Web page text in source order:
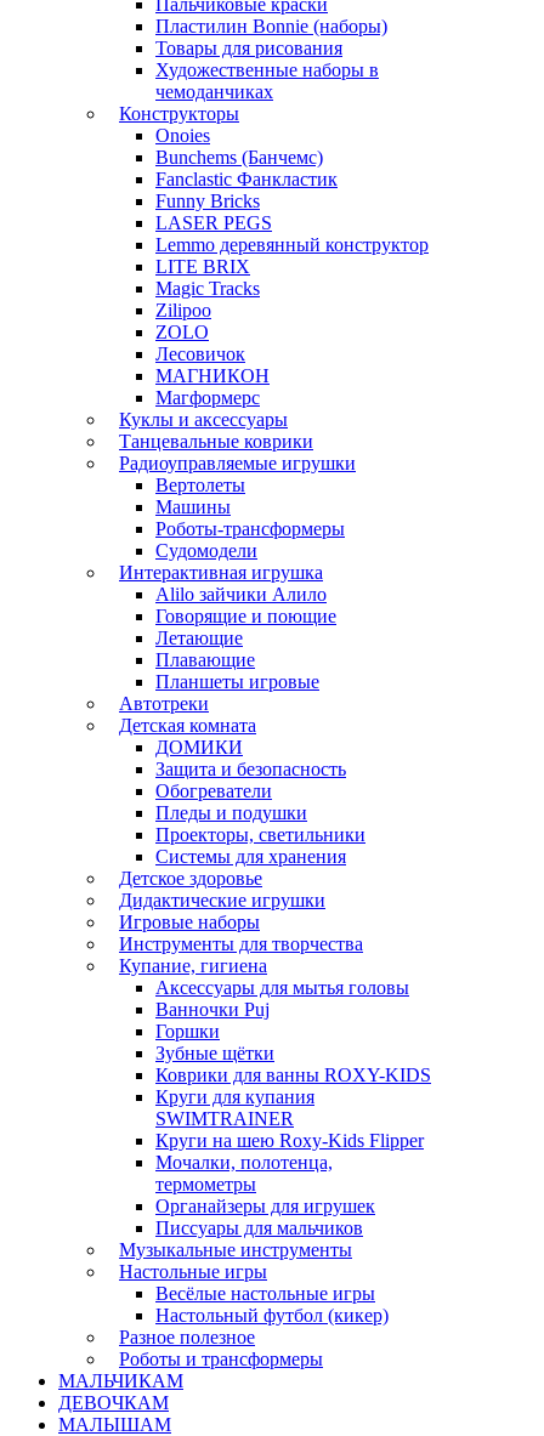
Пальчиковые краски
Пластилин Bonnie (наборы)
Товары для рисования
Художественные наборы в
чемоданчиках
Конструкторы
Onoies
Bunchems (Банчемс)
Fanclastic Фанкластик
Funny Bricks
LASER PEGS
Lemmo деревянный конструктор
LITE BRIX
Magic Tracks
Zilipoo
ZOLO
Лесовичок
МАГНИКОН
Магформерс
Куклы и аксессуары
Танцевальные коврики
Радиоуправляемые игрушки
Вертолеты
Машины
Роботы-трансформеры
Судомодели
Интерактивная игрушка
Alilo зайчики Алило
Говорящие и поющие
Летающие
Плавающие
Планшеты игровые
Автотреки
Детская комната
ДОМИКИ
Защита и безопасность
Обогреватели
Пледы и подушки
Проекторы, светильники
Системы для хранения
Детское здоровье
Дидактические игрушки
Игровые наборы
Инструменты для творчества
Купание, гигиена
Аксессуары для мытья головы
Ванночки Puj
Горшки
Зубные щётки
Коврики для ванны ROXY-KIDS
Круги для купания
SWIMTRAINER
Круги на шею Roxy-Kids Flipper
Мочалки, полотенца,
термометры
Органайзеры для игрушек
Писсуары для мальчиков
Музыкальные инструменты
Настольные игры
Весёлые настольные игры
Настольный футбол (кикер)
Разное полезное
Роботы и трансформеры
МАЛЬЧИКАМ
ДЕВОЧКАМ
МАЛЫШАМ